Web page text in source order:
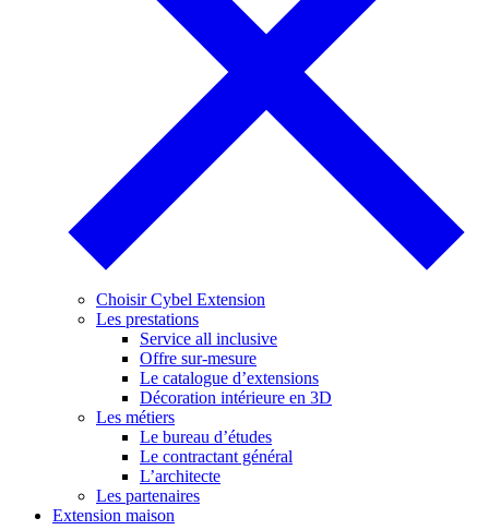
Choisir Cybel Extension
Les prestations
Service all inclusive
Offre sur-mesure
Le catalogue d’extensions
Décoration intérieure en 3D
Les métiers
Le bureau d’études
Le contractant général
L’architecte
Les partenaires
Extension maison